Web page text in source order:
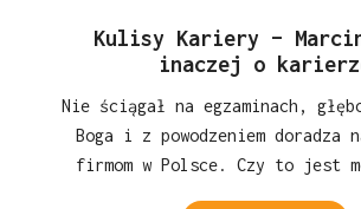
Kulisy Kariery –
inaczej o
Nie ściągał na egzaminach,
Boga i z powodzeniem doradza
firmom w Polsce. Czy to jest